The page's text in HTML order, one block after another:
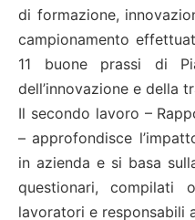
di formazione,
campionamento
11 buone prassi di
dell’innovazione e della
Il secondo lavoro –
– approfondisce
in azienda e si basa
questionari, compilati
lavoratori e responsabili